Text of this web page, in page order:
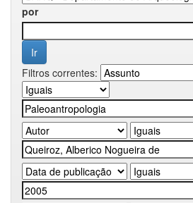
por
Filtros correntes: